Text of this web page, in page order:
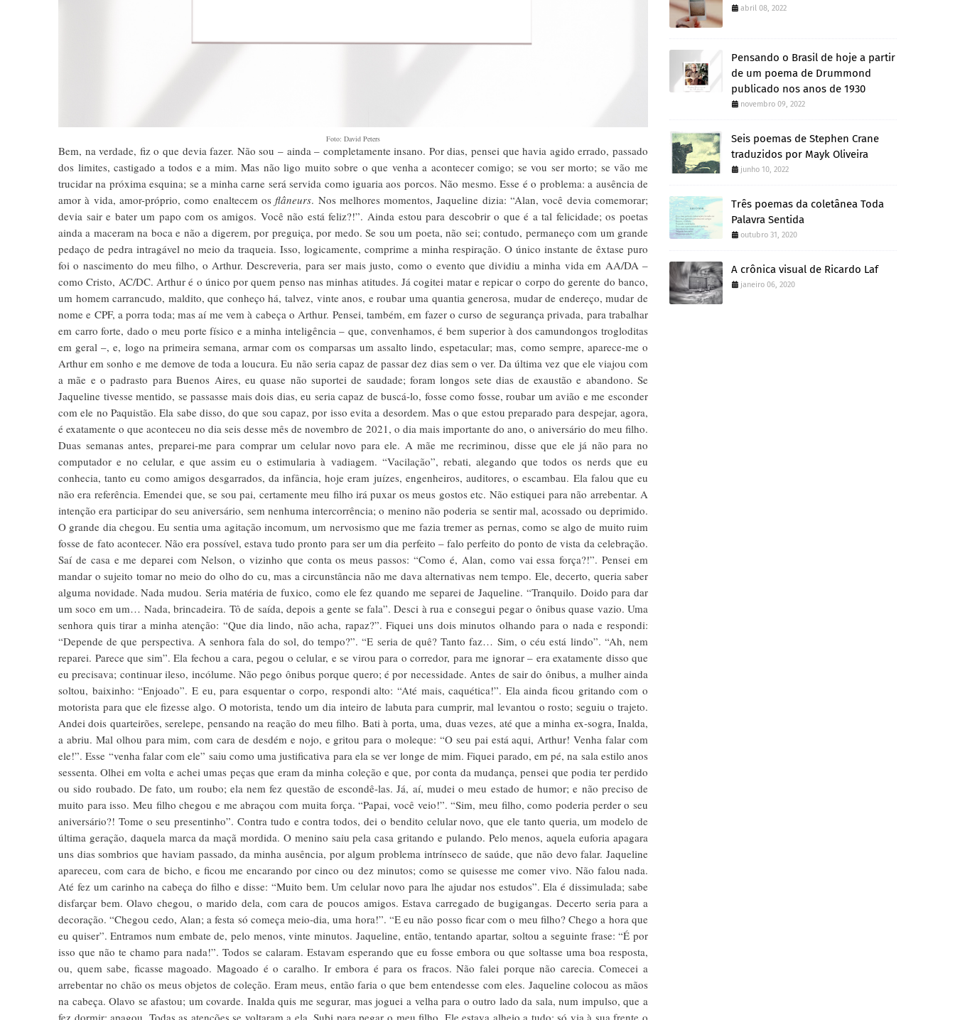
Foto: David Peters
Bem, na verdade, fiz o que devia fazer. Não sou – ainda – completamente insano. Por dias, pensei que havia agido errado, passado
dos limites, castigado a todos e a mim. Mas não ligo muito sobre o que venha a acontecer comigo; se vou ser morto; se vão me
trucidar na próxima esquina; se a minha carne será servida como iguaria aos porcos. Não mesmo. Esse é o problema: a ausência de
amor à vida, amor-próprio, como enaltecem osflâneurs. Nos melhores momentos, Jaqueline dizia: “Alan, você devia comemorar;
devia sair e bater um papo com os amigos. Você não está feliz?!”. Ainda estou para descobrir o que é a tal felicidade; os poetas
ainda a maceram na boca e não a digerem, por preguiça, por medo. Se sou um poeta, não sei; contudo, permaneço com um grande
pedaço de pedra intragável no meio da traqueia. Isso, logicamente, comprime a minha respiração. O único instante de êxtase puro
foi o nascimento do meu filho, o Arthur. Descreveria, para ser mais justo, como o evento que dividiu a minha vida em AA/DA –
como Cristo, AC/DC. Arthur é o único por quem penso nas minhas atitudes. Já cogitei matar e repicar o corpo do gerente do banco,
um homem carrancudo, maldito, que conheço há, talvez, vinte anos, e roubar uma quantia generosa, mudar de endereço, mudar de
nome e CPF, a porra toda; mas aí me vem à cabeça o Arthur. Pensei, também, em fazer o curso de segurança privada, para trabalhar
em carro forte, dado o meu porte físico e a minha inteligência – que, convenhamos, é bem superior à dos camundongos trogloditas
em geral –, e, logo na primeira semana, armar com os comparsas um assalto lindo, espetacular; mas, como sempre, aparece-me o
Arthur em sonho e me demove de toda a loucura. Eu não seria capaz de passar dez dias sem o ver. Da última vez que ele viajou com
a mãe e o padrasto para Buenos Aires, eu quase não suportei de saudade; foram longos sete dias de exaustão e abandono. Se
Jaqueline tivesse mentido, se passasse mais dois dias, eu seria capaz de buscá-lo, fosse como fosse, roubar um avião e me esconder
com ele no Paquistão. Ela sabe disso, do que sou capaz, por isso evita a desordem. Mas o que estou preparado para despejar, agora,
é exatamente o que aconteceu no dia seis desse mês de novembro de 2021, o dia mais importante do ano, o aniversário do meu filho.
Duas semanas antes, preparei-me para comprar um celular novo para ele. A mãe me recriminou, disse que ele já não para no
computador e no celular, e que assim eu o estimularia à vadiagem. “Vacilação”, rebati, alegando que todos os nerds que eu
conhecia, tanto eu como amigos desgarrados, da infância, hoje eram juízes, engenheiros, auditores, o escambau. Ela falou que eu
não era referência. Emendei que, se sou pai, certamente meu filho irá puxar os meus gostos etc. Não estiquei para não arrebentar. A
intenção era participar do seu aniversário, sem nenhuma intercorrência; o menino não poderia se sentir mal, acossado ou deprimido.
O grande dia chegou. Eu sentia uma agitação incomum, um nervosismo que me fazia tremer as pernas, como se algo de muito ruim
fosse de fato acontecer. Não era possível, estava tudo pronto para ser um dia perfeito – falo perfeito do ponto de vista da celebração.
Saí de casa e me deparei com Nelson, o vizinho que conta os meus passos: “Como é, Alan, como vai essa força?!”. Pensei em
mandar o sujeito tomar no meio do olho do cu, mas a circunstância não me dava alternativas nem tempo. Ele, decerto, queria saber
alguma novidade. Nada mudou. Seria matéria de fuxico, como ele fez quando me separei de Jaqueline. “Tranquilo. Doido para dar
um soco em um… Nada, brincadeira. Tô de saída, depois a gente se fala”. Desci à rua e consegui pegar o ônibus quase vazio. Uma
senhora quis tirar a minha atenção: “Que dia lindo, não acha, rapaz?”. Fiquei uns dois minutos olhando para o nada e respondi:
“Depende de que perspectiva. A senhora fala do sol, do tempo?”. “E seria de quê? Tanto faz… Sim, o céu está lindo”. “Ah, nem
reparei. Parece que sim”. Ela fechou a cara, pegou o celular, e se virou para o corredor, para me ignorar – era exatamente disso que
eu precisava; continuar ileso, incólume. Não pego ônibus porque quero; é por necessidade. Antes de sair do ônibus, a mulher ainda
soltou, baixinho: “Enjoado”. E eu, para esquentar o corpo, respondi alto: “Até mais, caquética!”. Ela ainda ficou gritando com o
motorista para que ele fizesse algo. O motorista, tendo um dia inteiro de labuta para cumprir, mal levantou o rosto; seguiu o trajeto.
Andei dois quarteirões, serelepe, pensando na reação do meu filho. Bati à porta, uma, duas vezes, até que a minha ex-sogra, Inalda,
a abriu. Mal olhou para mim, com cara de desdém e nojo, e gritou para o moleque: “O seu pai está aqui, Arthur! Venha falar com
ele!”. Esse “venha falar com ele” saiu como uma justificativa para ela se ver longe de mim. Fiquei parado, em pé, na sala estilo anos
sessenta. Olhei em volta e achei umas peças que eram da minha coleção e que, por conta da mudança, pensei que podia ter perdido
ou sido roubado. De fato, um roubo; ela nem fez questão de escondê-las. Já, aí, mudei o meu estado de humor; e não preciso de
muito para isso. Meu filho chegou e me abraçou com muita força. “Papai, você veio!”. “Sim, meu filho, como poderia perder o seu
aniversário?! Tome o seu presentinho”. Contra tudo e contra todos, dei o bendito celular novo, que ele tanto queria, um modelo de
última geração, daquela marca da maçã mordida. O menino saiu pela casa gritando e pulando. Pelo menos, aquela euforia apagara
uns dias sombrios que haviam passado, da minha ausência, por algum problema intrínseco de saúde, que não devo falar. Jaqueline
apareceu, com cara de bicho, e ficou me encarando por cinco ou dez minutos; como se quisesse me comer vivo. Não falou nada.
Até fez um carinho na cabeça do filho e disse: “Muito bem. Um celular novo para lhe ajudar nos estudos”. Ela é dissimulada; sabe
disfarçar bem. Olavo chegou, o marido dela, com cara de poucos amigos. Estava carregado de bugigangas. Decerto seria para a
decoração. “Chegou cedo, Alan; a festa só começa meio-dia, uma hora!”. “E eu não posso ficar com o meu filho? Chego a hora que
eu quiser”. Entramos num embate de, pelo menos, vinte minutos. Jaqueline, então, tentando apartar, soltou a seguinte frase: “É por
isso que não te chamo para nada!”. Todos se calaram. Estavam esperando que eu fosse embora ou que soltasse uma boa resposta,
ou, quem sabe, ficasse magoado. Magoado é o caralho. Ir embora é para os fracos. Não falei porque não carecia. Comecei a
arrebentar no chão os meus objetos de coleção. Eram meus, então faria o que bem entendesse com eles. Jaqueline colocou as mãos
na cabeça. Olavo se afastou; um covarde. Inalda quis me segurar, mas joguei a velha para o outro lado da sala, num impulso, que a
fez dormir; apagou. Todas as atenções se voltaram a ela. Subi para pegar o meu filho. Ele estava alheio a tudo; só via à sua frente o
abril 08, 2022
Pensando o Brasil de hoje a partir
de um poema de Drummond
publicado nos anos de 1930
novembro 09, 2022
Seis poemas de Stephen Crane
traduzidos por Mayk Oliveira
junho 10, 2022
Três poemas da coletânea Toda
Palavra Sentida
outubro 31, 2020
A crônica visual de Ricardo Laf
janeiro 06, 2020